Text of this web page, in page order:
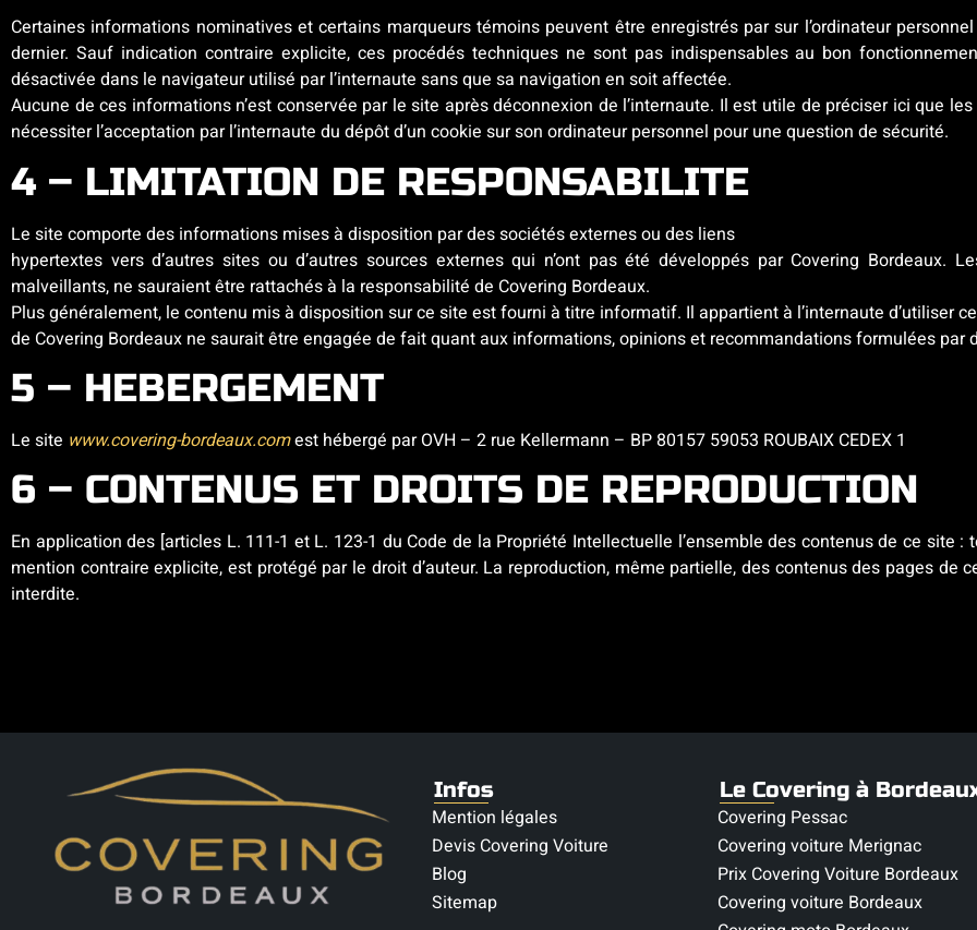
Certaines informations nominatives et certains marqueurs témoins peuvent être enregistrés par sur l’ordinateur
dernier. Sauf indication contraire explicite, ces procédés techniques ne sont pas indispensables au bon
désactivée dans le navigateur utilisé par l’internaute sans que sa navigation en soit affectée.
Aucune de ces informations n’est conservée par le site après déconnexion de l’internaute. Il est utile de préciser ici que
nécessiter l’acceptation par l’internaute du dépôt d’un cookie sur son ordinateur personnel pour une question de sécurité.
4 – LIMITATION DE RESPONSABILITE
Le site comporte des informations mises à disposition par des sociétés externes ou des liens
hypertextes vers d’autres sites ou d’autres sources externes qui n’ont pas été développés par Covering Bordeaux.
malveillants, ne sauraient être rattachés à la responsabilité de Covering Bordeaux.
Plus généralement, le contenu mis à disposition sur ce site est fourni à titre informatif. Il appartient à l’internaute d’utiliser
de Covering Bordeaux ne saurait être engagée de fait quant aux informations, opinions et recommandations formulées par
5 – HEBERGEMENT
Le site www.covering-bordeaux.comest hébergé par OVH – 2 rue Kellermann – BP 80157 59053 ROUBAIX CEDEX 1
6 – CONTENUS ET DROITS DE REPRODUCTION
En application des [articles L. 111-1 et L. 123-1 du Code de la Propriété Intellectuelle l’ensemble des contenus de ce site
mention contraire explicite, est protégé par le droit d’auteur. La reproduction, même partielle, des contenus des pages
interdite.
Infos
Mention légales
Devis Covering Voiture
Blog
Sitemap
Le Covering à
Covering Pessac
Covering voiture Merignac
Prix Covering Voiture Bordeaux
Covering voiture Bordeaux